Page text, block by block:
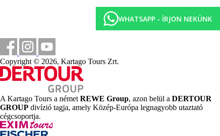
Gyermekmedence, miniklub, játszótér, ingyenes kiságy
Ingyenes:
Térítés ellenében:
kezelések
Fogyatékkal élők számára
bejárati rámpa a szálloda közös helyiségeihez
akadálymentesített szobák kérésre az eladón keresztül
Különleges jellemzők
Ingyenes wifi
mini hűtőszekrény a szobában ingyenesen
WHATSAPP - ÍRJON NEKÜNK
Copyright © 2026, Kartago Tours Zrt.
A Kartago Tours a német REWE Group, azon belül a DERTOUR
GROUP divízió tagja, amely Közép-Európa legnagyobb utaztató
cégcsoportja.